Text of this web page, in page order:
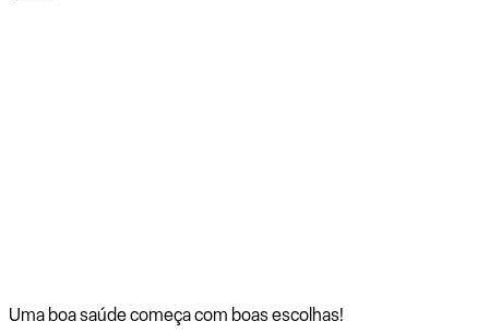
Uma boa saúde começa com boas escolhas!